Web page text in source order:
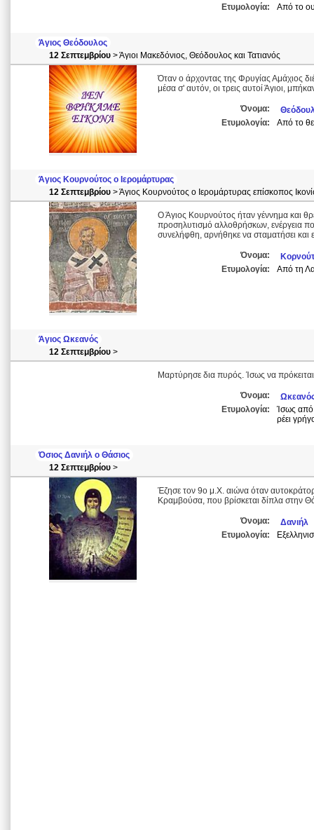
Ετυμολογία:
Από το
Άγιος Θεόδουλος
12 Σεπτεμβρίου > Άγιοι Μακεδόνιος, Θεόδουλος και Τατιανός
Όταν ο άρχοντας της Φρυγίας Αμάχιος
μέσα σ' αυτόν, οι τρεις αυτοί Άγιοι,
Όνομα:
Ετυμολογία:
Από το
Άγιος Κουρνούτος ο Ιερομάρτυρας
12 Σεπτεμβρίου > Άγιος Κουρνούτος ο Ιερομάρτυρας επίσκοπος
Ο Άγιος Κουρνούτος ήταν γέννημα και
προσηλυτισμό αλλοθρήσκων, ενέργεια
συνελήφθη, αρνήθηκε να σταματήσει και
Όνομα:
Ετυμολογία:
Από τη
Άγιος Ωκεανός
12 Σεπτεμβρίου >
Μαρτύρησε δια πυρός. Ίσως να πρόκειται
Όνομα:
Ετυμολογία:
Ίσως από
ρέει
Όσιος Δανιήλ ο Θάσιος
12 Σεπτεμβρίου >
Έζησε τον 9ο μ.Χ. αιώνα όταν
Κραμβούσα, που βρίσκεται δίπλα στην
Όνομα:
Δανιήλ
Ετυμολογία: